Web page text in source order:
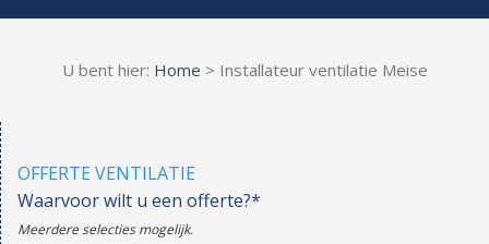
U bent hier: Home > Installateur ventilatie Meise
OFFERTE VENTILATIE
Waarvoor wilt u een offerte?*
Meerdere selecties mogelijk.